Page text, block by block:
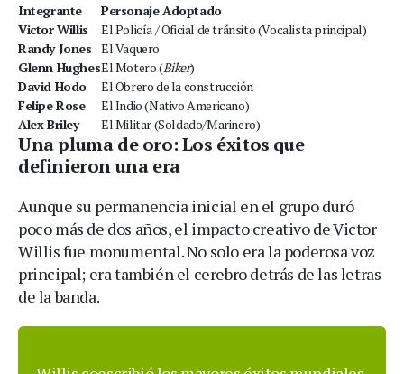
Integrante
Personaje Adoptado
Victor Willis
El Policía / Oficial de tránsito (Vocalista principal)
Randy Jones El Vaquero
Glenn HughesEl Motero (Biker)
David Hodo
El Obrero de la construcción
Felipe Rose
El Indio (Nativo Americano)
Alex Briley
El Militar (Soldado/Marinero)
Una pluma de oro: Los éxitos que
definieron una era
Aunque su permanencia inicial en el grupo duró
poco más de dos años, el impacto creativo de Victor
Willis fue monumental. No solo era la poderosa voz
principal; era también el cerebro detrás de las letras
de la banda.